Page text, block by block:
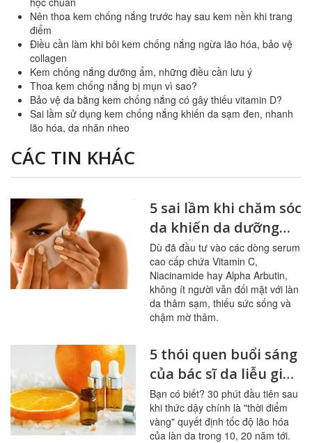
Nên thoa kem chống nắng trước hay sau kem nền khi trang
điểm
Điều cần làm khi bôi kem chống nắng ngừa lão hóa, bảo vệ
collagen
Kem chống nắng dưỡng ẩm, những điều cần lưu ý
Thoa kem chống nắng bị mụn vì sao?
Bảo vệ da bằng kem chống nắng có gây thiếu vitamin D?
Sai lầm sử dụng kem chống nắng khiến da sạm đen, nhanh
lão hóa, da nhăn nheo
CÁC TIN KHÁC
5 sai lầm khi chăm sóc
da khiến da dưỡng
mãi vẫn xỉn màu
Dù đã đầu tư vào các dòng serum
cao cấp chứa Vitamin C,
Niacinamide hay Alpha Arbutin,
không ít người vẫn đối mặt với làn
da thâm sạm, thiếu sức sống và
chậm mờ thâm.
5 thói quen buổi sáng
của bác sĩ da liễu giúp
hạn chế lão hóa hiệu
quả
Bạn có biết? 30 phút đầu tiên sau
khi thức dậy chính là "thời điểm
vàng" quyết định tốc độ lão hóa
của làn da trong 10, 20 năm tới.